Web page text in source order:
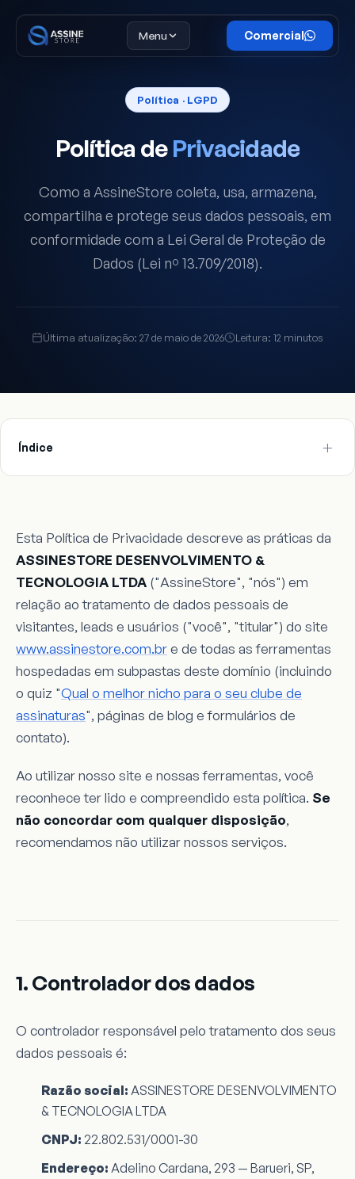
Menu Comercial
Política · LGPD
Política dePrivacidade
Como a AssineStore coleta, usa, armazena,
compartilha e protege seus dados pessoais, em
conformidade com a Lei Geral de Proteção de
Dados (Lei nº 13.709/2018).
Última atualização: 27 de maio de 2026 Leitura: 12 minutos
Índice
Esta Política de Privacidade descreve as práticas da
ASSINESTORE DESENVOLVIMENTO &
TECNOLOGIA LTDA ("AssineStore", "nós") em
relação ao tratamento de dados pessoais de
visitantes, leads e usuários ("você", "titular") do site
www.assinestore.com.bre de todas as ferramentas
hospedadas em subpastas deste domínio (incluindo
o quiz "Qual o melhor nicho para o seu clube de
assinaturas", páginas de blog e formulários de
contato).
Ao utilizar nosso site e nossas ferramentas, você
reconhece ter lido e compreendido esta política. Se
não concordar com qualquer disposição,
recomendamos não utilizar nossos serviços.
1. Controlador dos dados
O controlador responsável pelo tratamento dos seus
dados pessoais é:
Razão social: ASSINESTORE DESENVOLVIMENTO
& TECNOLOGIA LTDA
CNPJ: 22.802.531/0001-30
Endereço: Adelino Cardana, 293 — Barueri, SP,